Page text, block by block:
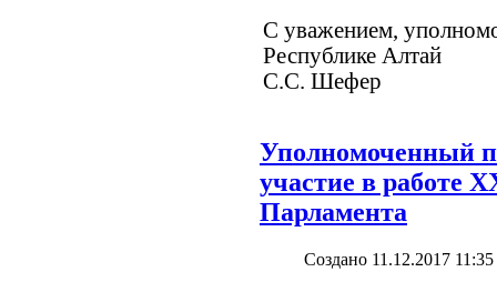
С уважением,
Республике Алтай
С.С. Шефер
Уполномоченный
участие в работе
Парламента
Создано 11.12.2017 11:35